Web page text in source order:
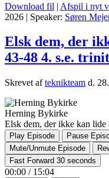
Download fil | Afspil i nyt
2026 | Speaker: Søren
Elsk dem, der
43-48 4. s.e.
Skrevet afteknikteam d.
Herning Bykirke
Elsk dem, der ikke kan
Play Episode
Pause
Mute/Unmute Episode
Fast Forward 30 seconds
00:00 / 15:04